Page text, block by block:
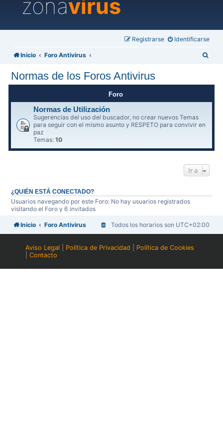
zonavirus
Identificarse
Registrarse
Inicio Foro Antivirus
Normas de los Foros Antivirus
Foro
Normas de Utilización
Sugerencias del uso del buscador, no crear nuevos Temas
para seguir con el mismo asunto y RESPETO para convivir en
paz
Temas:10
Ir a
¿QUIÉN ESTÁ CONECTADO?
Usuarios navegando por este Foro: No hay usuarios registrados
visitando el Foro y 6 invitados
Inicio Foro Antivirus Todos los horarios son UTC+02:00
Aviso Legal Política de Privacidad
Política de Cookies
|Contacto